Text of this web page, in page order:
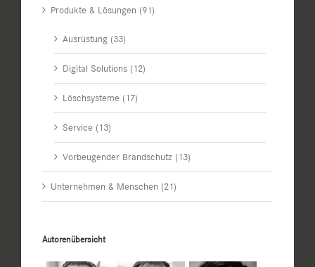
Produkte & Lösungen (91)
Ausrüstung (33)
Digital Solutions (12)
Löschsysteme (17)
Service (13)
Vorbeugender Brandschutz (13)
Unternehmen & Menschen (21)
Autorenübersicht